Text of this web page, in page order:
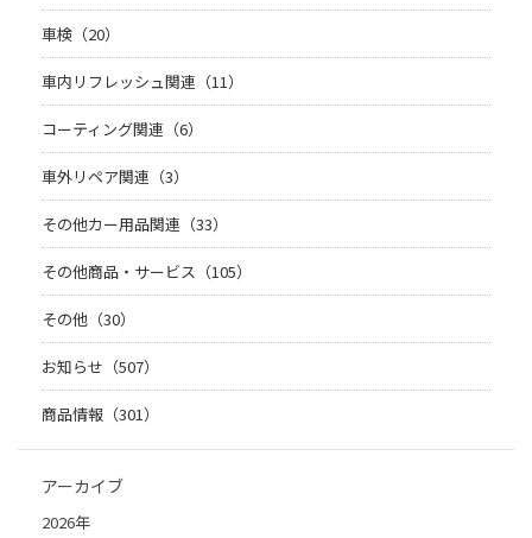
車検（20）
車内リフレッシュ関連（11）
コーティング関連（6）
車外リペア関連（3）
その他カー用品関連（33）
その他商品・サービス（105）
その他（30）
お知らせ（507）
商品情報（301）
アーカイブ
2026年